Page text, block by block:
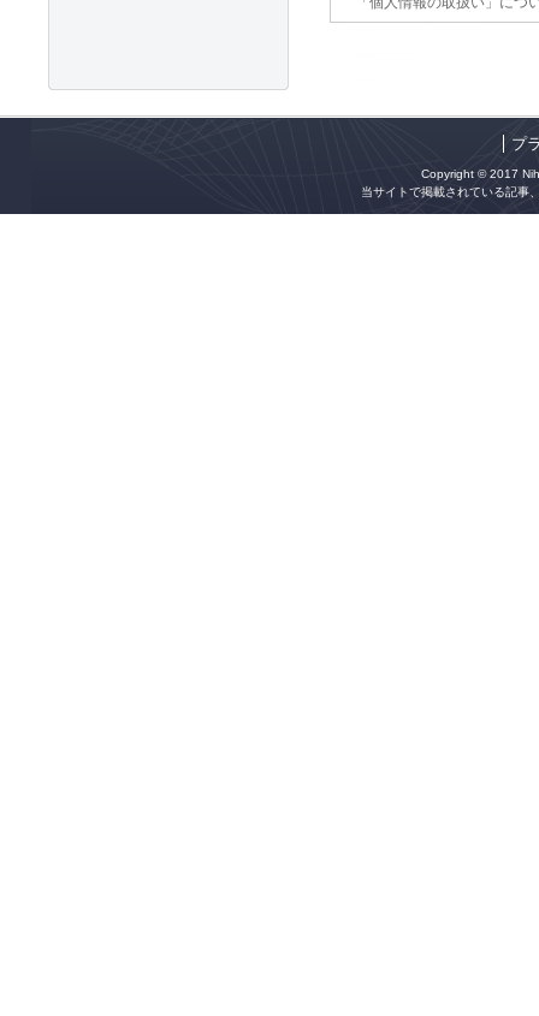
プ
Copyright © 2017
当サイトで掲載されている記事